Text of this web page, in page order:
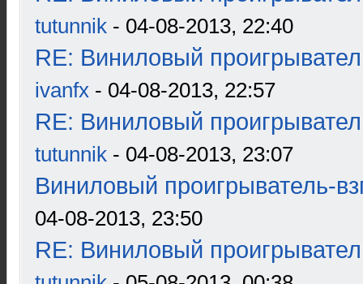
tutunnik - 04-08-2013, 22:40
RE: Виниловый
ivanfx - 04-08-2013, 22:57
RE: Виниловый
tutunnik - 04-08-2013, 23:07
Виниловый проигрыватель-
04-08-2013, 23:50
RE: Виниловый